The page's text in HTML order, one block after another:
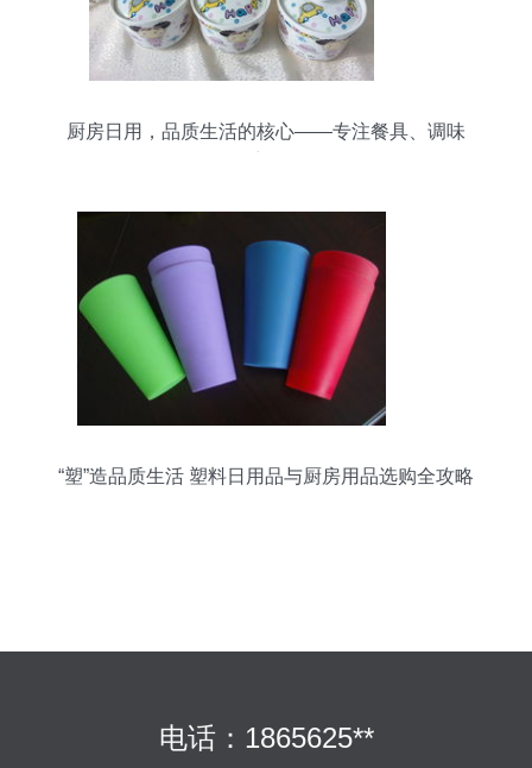
厨房日用，品质生活的核心——专注餐具、调味
“塑”造品质生活 塑料日用品与厨房用品选购全攻略
电话：1865625**